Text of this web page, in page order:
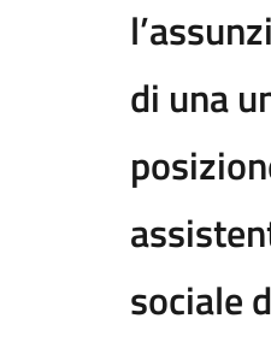
di una
sociale